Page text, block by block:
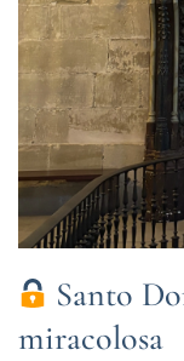
Santo
miracolosa